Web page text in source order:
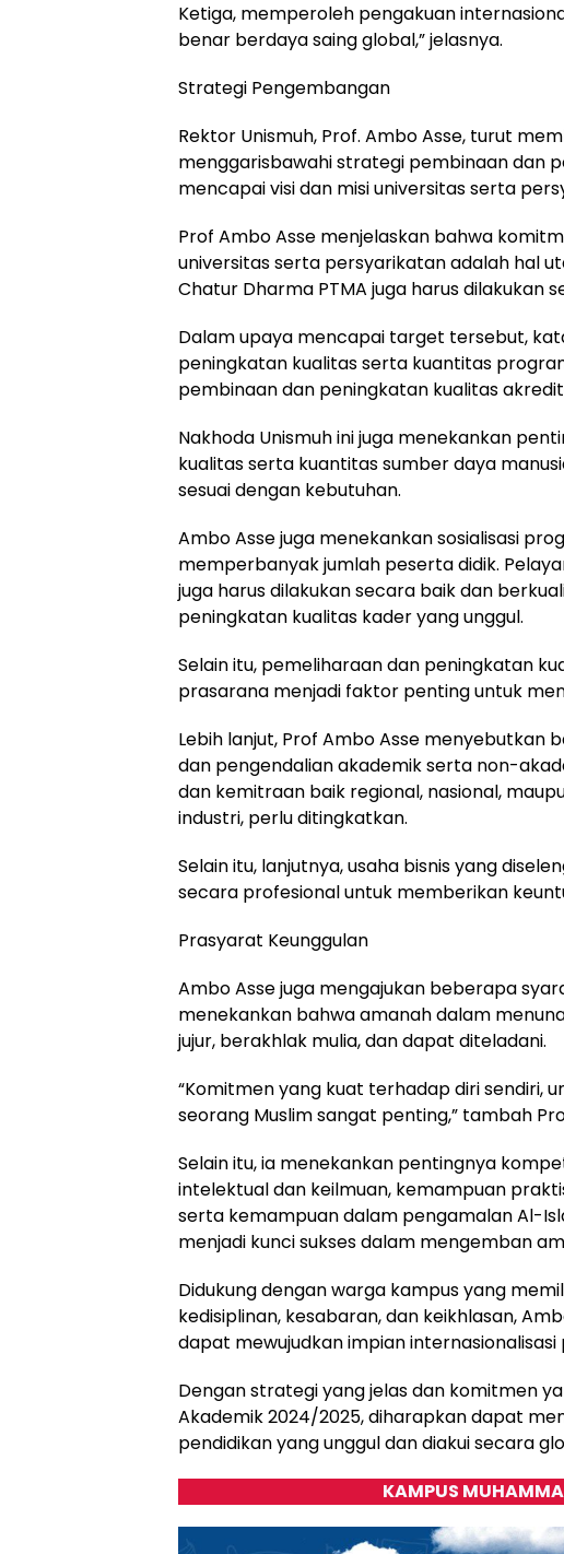
Ketiga, memperoleh pengakuan
benar berdaya saing global,” jelasnya.
Strategi Pengembangan
Rektor Unismuh, Prof. Ambo Asse, turut
menggarisbawahi strategi pembinaan dan
mencapai visi dan misi universitas serta
Prof Ambo Asse menjelaskan bahwa
universitas serta persyarikatan adalah hal
Chatur Dharma PTMA juga harus dilakukan
Dalam upaya mencapai target tersebut,
peningkatan kualitas serta kuantitas
pembinaan dan peningkatan kualitas
Nakhoda Unismuh ini juga menekankan
kualitas serta kuantitas sumber daya
sesuai dengan kebutuhan.
Ambo Asse juga menekankan sosialisasi
memperbanyak jumlah peserta didik.
juga harus dilakukan secara baik dan
peningkatan kualitas kader yang unggul.
Selain itu, pemeliharaan dan peningkatan
prasarana menjadi faktor penting untuk
Lebih lanjut, Prof Ambo Asse menyebutkan
dan pengendalian akademik serta non-
dan kemitraan baik regional, nasional,
industri, perlu ditingkatkan.
Selain itu, lanjutnya, usaha bisnis yang
secara profesional untuk memberikan
Prasyarat Keunggulan
Ambo Asse juga mengajukan beberapa
menekankan bahwa amanah dalam
jujur, berakhlak mulia, dan dapat diteladani.
“Komitmen yang kuat terhadap diri sendiri,
seorang Muslim sangat penting,” tambah
Selain itu, ia menekankan pentingnya
intelektual dan keilmuan, kemampuan
serta kemampuan dalam pengamalan Al-
menjadi kunci sukses dalam mengemban
Didukung dengan warga kampus yang
kedisiplinan, kesabaran, dan keikhlasan,
dapat mewujudkan impian
Dengan strategi yang jelas dan komitmen
Akademik 2024/2025, diharapkan dapat
pendidikan yang unggul dan diakui secara
KAMPUS